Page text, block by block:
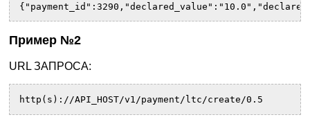
Пример №2
URL ЗАПРОСА:
http(s)://API_HOST/v1/payment/ltc/create/0.5